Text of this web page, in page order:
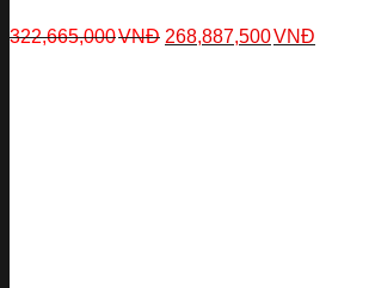
322,665,000VNĐ 268,887,500VNĐ